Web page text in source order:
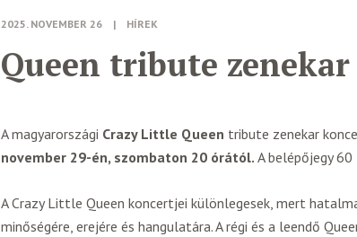
2025. NOVEMBER 26 | HÍREK
Queen tribute
A magyarországi Crazy Little Queen tribute zenekar
november 29-én, szombaton 20 órától. A belépőjegy 60
A Crazy Little Queen koncertjei különlegesek, mert
minőségére, erejére és hangulatára. A régi és a leendő